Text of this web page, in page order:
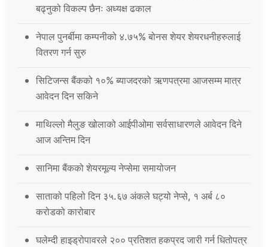
बढ्नुको विकल्प छैनः अध्यक्ष ढकाल
नेपाल पुनर्बीमा कम्पनीको ४.७५% बोनस शेयर शेयरधनीहरुलाई
वितरण गर्न सुरु
सिटिजन्स बैंकको १०% ब्याजदरको ऋणपत्रमा आजसम्म मात्र
आवेदन दिन सकिने
माथिल्लो मैलुङ खोलाको आईपीओमा सर्वसाधारणले आवेदन दिने
आज अन्तिम दिन
सानिमा बैंकको शेयरमूल्य नेप्सेमा समायोजन
साताको पहिलो दिन ३५.६७ अंकले घट्यो नेप्से, १ अर्ब ८०
करोडको कारोबार
घलेम्दी हाइड्रोपावरले २०० प्रतिशत हकप्रद जारी गर्न धितोपत्र